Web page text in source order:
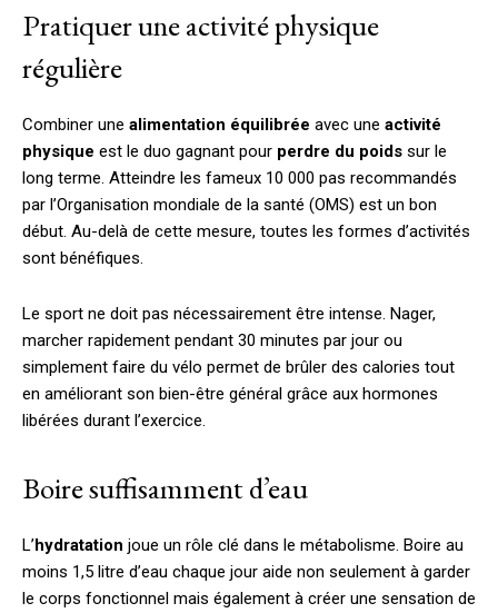
Pratiquer une activité physique
régulière
Combiner une alimentation équilibrée avec une activité
physique est le duo gagnant pour perdre du poids sur le
long terme. Atteindre les fameux 10 000 pas recommandés
par l’Organisation mondiale de la santé (OMS) est un bon
début. Au-delà de cette mesure, toutes les formes d’activités
sont bénéfiques.
Le sport ne doit pas nécessairement être intense. Nager,
marcher rapidement pendant 30 minutes par jour ou
simplement faire du vélo permet de brûler des calories tout
en améliorant son bien-être général grâce aux hormones
libérées durant l’exercice.
Boire suffisamment d’eau
L’hydratation joue un rôle clé dans le métabolisme. Boire au
moins 1,5 litre d’eau chaque jour aide non seulement à garder
le corps fonctionnel mais également à créer une sensation de